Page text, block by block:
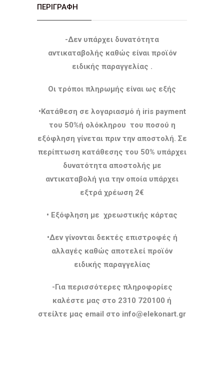
ΠΕΡΙΓΡΑΦΉ
-Δεν υπάρχει δυνατότητα
αντικαταβολής καθώς είναι προϊόν
ειδικής παραγγελίας .
Οι τρόποι πληρωμής είναι ως εξής
•Κατάθεση σε λογαριασμό ή iris payment
του 50%ή ολόκληρου του ποσού η
εξόφληση γίνεται πριν την αποστολή. Σε
περίπτωση κατάθεσης του 50% υπάρχει
δυνατότητα αποστολής με
αντικαταβολή για την οποία υπάρχει
εξτρά χρέωση 2€
• Εξόφληση με χρεωστικής κάρτας
•Δεν γίνονται δεκτές επιστροφές ή
αλλαγές καθώς αποτελεί προϊόν
ειδικής παραγγελίας
-Για περισσότερες πληροφορίες
καλέστε μας στο 2310 720100 ή
στείλτε μας email στο info@elekonart.gr